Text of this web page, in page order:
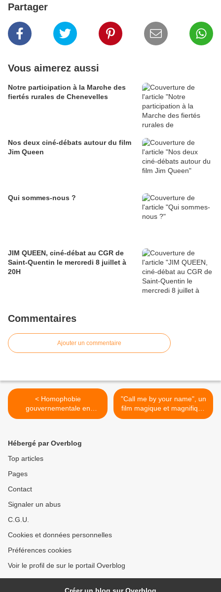
Partager
Vous aimerez aussi
Notre participation à la Marche des
fiertés rurales de Chenevelles
Nos deux ciné-débats autour du film
Jim Queen
Qui sommes-nous ?
JIM QUEEN, ciné-débat au CGR de
Saint-Quentin le mercredi 8 juillet à
20H
Commentaires
Ajouter un commentaire
< Homophobie
gouvernementale en
Hongrie
"Call me by your name", un
film magique et magnifique
! >
Hébergé par Overblog
Top articles
Pages
Contact
Signaler un abus
C.G.U.
Cookies et données personnelles
Préférences cookies
Voir le profil de sur le portail Overblog